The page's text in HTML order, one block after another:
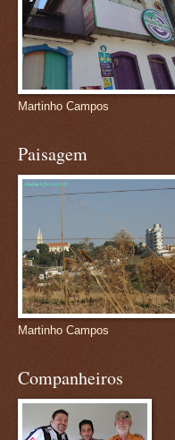
Martinho Campos
Paisagem
Martinho Campos
Companheiros